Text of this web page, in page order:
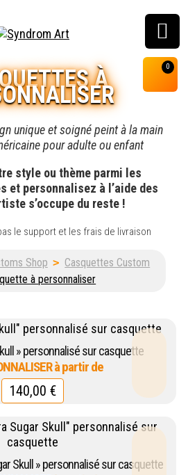
0
graffiti
art shop
À
unique et soigné peint à la main
pour adulte ou enfant
style ou thème parmi les
et personnalisez à l’aide des
s’occupe du reste !
le support et les frais de livraison
Shop > Casquettes Custom
à personnaliser
» personnalisé sur casquette
140,00 €
Skull » personnalisé sur casquette